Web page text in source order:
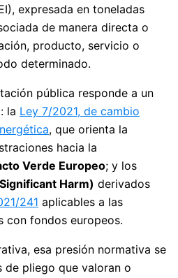
expresada en toneladas
de manera directa o
producto, servicio o
determinado.
pública responde a un
la Ley 7/2021, de cambio
, que orienta la
hacia la
Verde Europeo; y los
Harm) derivados
241 aplicables a las
con fondos europeos.
esa presión normativa se
de pliego que valoran o